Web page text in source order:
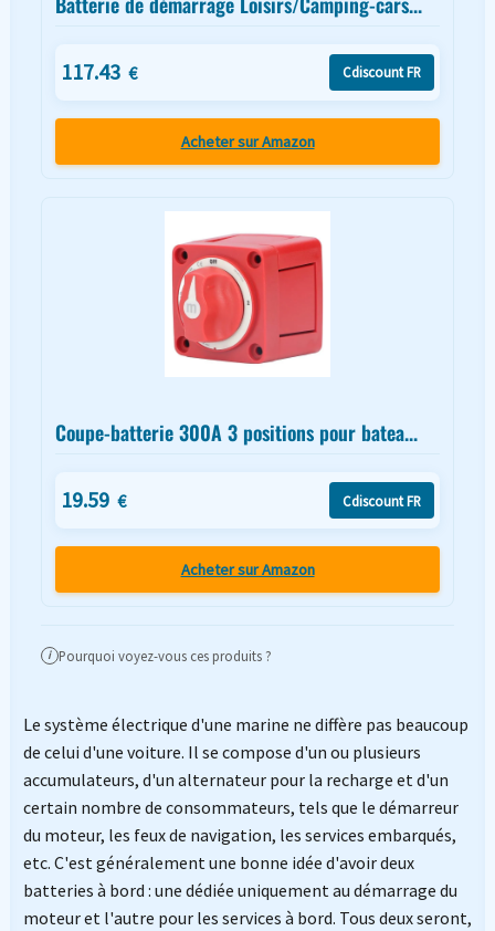
117.43 € Cdiscount FR
Acheter sur Amazon
Coupe-batterie 300A 3 positions pour batea...
19.59 € Cdiscount FR
Acheter sur Amazon
i Pourquoi voyez-vous ces produits ?
Le système électrique d'une marine ne diffère pas beaucoup
de celui d'une voiture. Il se compose d'un ou plusieurs
accumulateurs, d'un alternateur pour la recharge et d'un
certain nombre de consommateurs, tels que le démarreur
du moteur, les feux de navigation, les services embarqués,
etc. C'est généralement une bonne idée d'avoir deux
batteries à bord : une dédiée uniquement au démarrage du
moteur et l'autre pour les services à bord. Tous deux seront,